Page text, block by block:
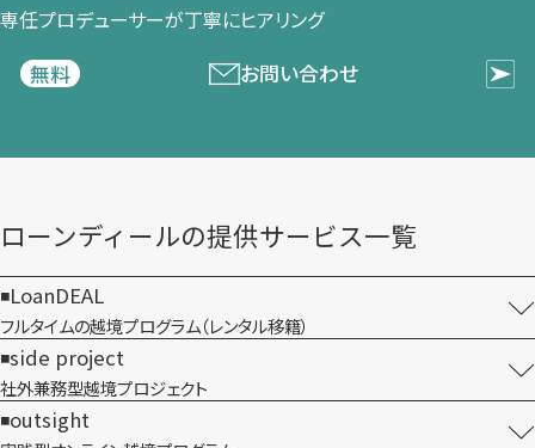
専任プロデューサーが​丁寧に​ヒアリング
無料
お問い合わせ
ローンディールの​提供サービス一覧
LoanDEAL
フルタイムの越境プログラム​（レンタル移籍）
side project
社外兼務型​越境プロジェクト
outsight